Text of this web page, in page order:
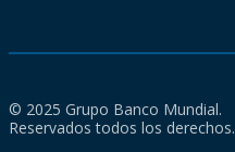
© 2025 Grupo Banco Mundial.
Reservados todos los derechos.